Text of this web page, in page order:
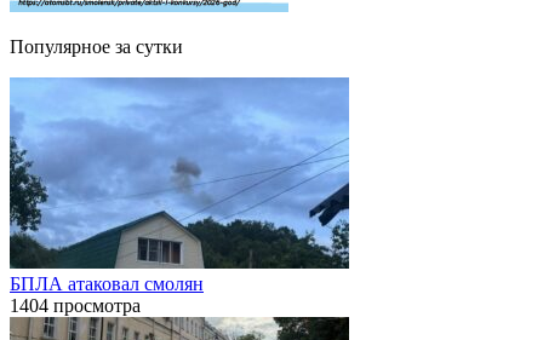
Популярное за сутки
БПЛА атаковал смолян
1404 просмотра